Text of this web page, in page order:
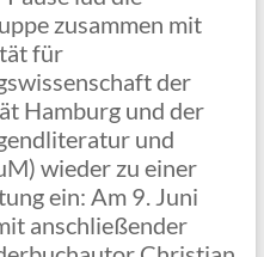
zusammen mit
für
der
Hamburg und der
und
wieder zu einer
ein: Am 9. Juni
anschließender